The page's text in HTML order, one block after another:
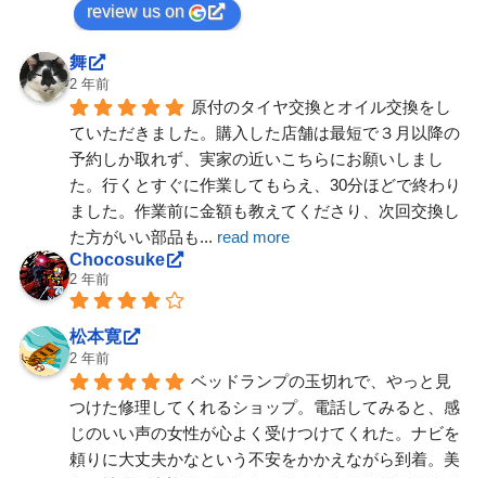
review us on
舞
2 年前
原付のタイヤ交換とオイル交換をし
ていただきました。購入した店舗は最短で３月以降の
予約しか取れず、実家の近いこちらにお願いしまし
た。行くとすぐに作業してもらえ、30分ほどで終わり
ました。作業前に金額も教えてくださり、次回交換し
た方がいい部品も... read more
Chocosuke
2 年前
松本寛
2 年前
ベッドランプの玉切れで、やっと見
つけた修理してくれるショップ。電話してみると、感
じのいい声の女性が心よく受けつけてくれた。ナビを
頼りに大丈夫かなという不安をかかえながら到着。美